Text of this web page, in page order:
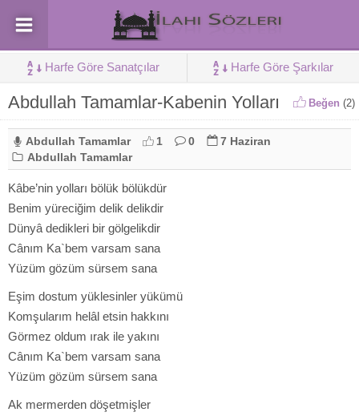
Harfe Göre Sanatçılar Harfe Göre Şarkılar
Abdullah Tamamlar-Kabenin Yolları Beğen (2)
Abdullah Tamamlar 1 0
7 Haziran
Abdullah Tamamlar
Kâbe’nin yolları bölük bölükdür
Benim yüreciğim delik delikdir
Dünyâ dedikleri bir gölgelikdir
Cânım Ka`bem varsam sana
Yüzüm gözüm sürsem sana
Eşim dostum yüklesinler yükümü
Komşularım helâl etsin hakkını
Görmez oldum ırak ile yakını
Cânım Ka`bem varsam sana
Yüzüm gözüm sürsem sana
Ak mermerden döşetmişler